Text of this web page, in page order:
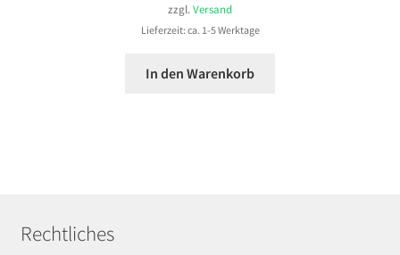
zzgl. Versand
Lieferzeit: ca. 1-5 Werktage
In den Warenkorb
Rechtliches